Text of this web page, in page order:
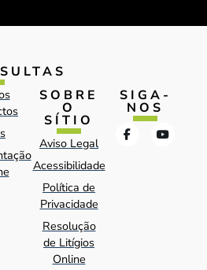
SOBRE
O
SÍTIO
Aviso Legal
Acessibilidade
Política de
Privacidade
Resolução
de Litígios
Online
SIGA-
NOS